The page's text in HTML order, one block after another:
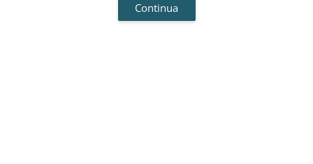
Continua